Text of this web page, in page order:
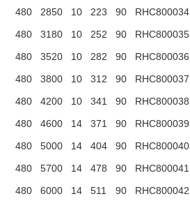
480
2850 10 223 90 RHC800034
480
3180 10 252 90 RHC800035
480
3520 10 282 90 RHC800036
480
3800 10 312 90 RHC800037
480
4200 10 341 90 RHC800038
480
4600 14 371 90 RHC800039
480
5000 14 404 90 RHC800040
480
5700 14 478 90 RHC800041
480
6000 14 511 90 RHC800042